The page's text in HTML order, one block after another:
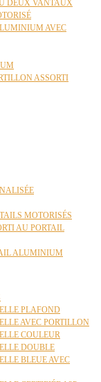
DEUX VANTAUX
AVEC
ASSORTI
MOTORISÉS
AU PORTAIL
ALUMINIUM
PLAFOND
AVEC PORTILLON
COULEUR
DOUBLE
BLEUE AVEC